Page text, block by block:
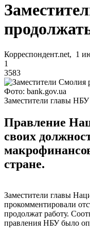
Корреспондент.net, 1
1
3583
Фото: bank.gov.ua
Заместители главы НБУ
Правление
своих
стране.
Заместители главы
прокомментировали
продолжат работу.
правления НБУ было